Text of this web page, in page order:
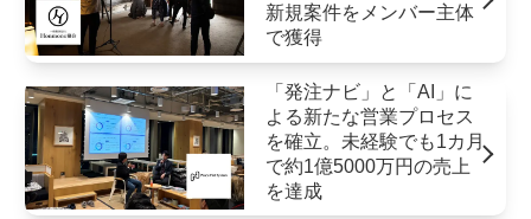
新規案件をメンバー主体
で獲得
「発注ナビ」と「AI」に
よる新たな営業プロセス
を確立。未経験でも1カ月
で約1億5000万円の売上
を達成